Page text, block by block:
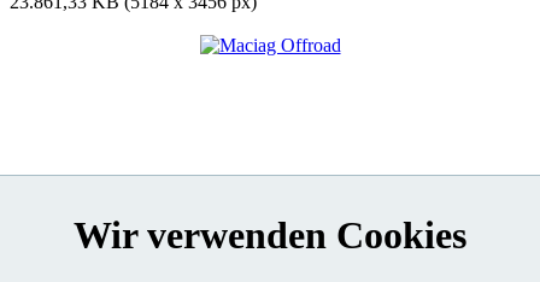
Wir verwenden Cookies